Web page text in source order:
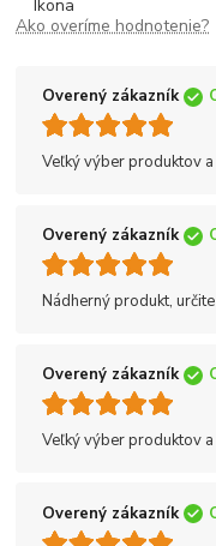
Ako overíme hodnotenie?
Overený zákazník
Veľký výber produktov
Overený zákazník
Nádherný produkt,
Overený zákazník
Veľký výber produktov
Overený zákazník